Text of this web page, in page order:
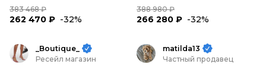
383 468 ₽
262 470 ₽ -32%
388 980 ₽
266 280 ₽ -32%
_Boutique_
Ресейл магазин
matilda13
Частный продавец